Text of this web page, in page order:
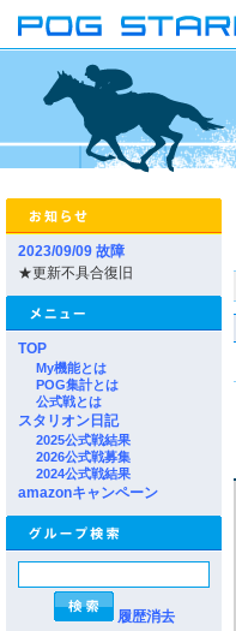
2023/09/09 故障
★更新不具合復旧
TOP
My機能とは
POG集計とは
公式戦とは
スタリオン日記
2025公式戦結果
2026公式戦募集
2024公式戦結果
amazonキャンペーン
履歴消去